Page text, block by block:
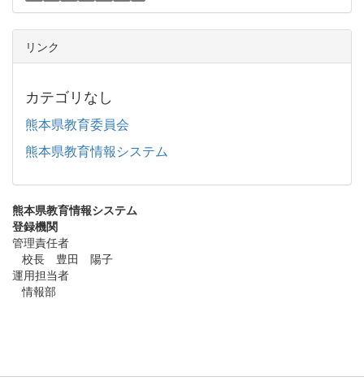
リンク
カテゴリなし
熊本県教育委員会
熊本県教育情報システム
熊本県教育情報システム
登録機関
管理責任者
校長 豊田 陽子
運用担当者
情報部